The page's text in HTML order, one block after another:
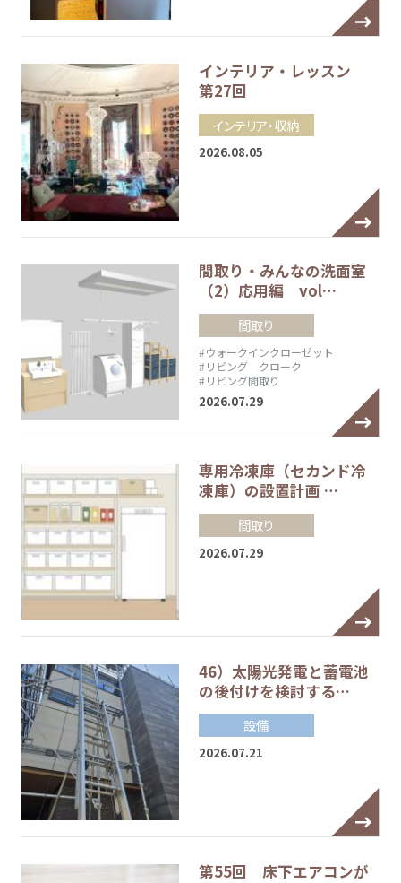
インテリア・レッスン
第27回
インテリア・収納
2026.08.05
間取り・みんなの洗面室
（2）応用編 vol…
間取り
#ウォークインクローゼット
#リビング クローク
#リビング間取り
2026.07.29
専用冷凍庫（セカンド冷
凍庫）の設置計画 …
間取り
2026.07.29
46）太陽光発電と蓄電池
の後付けを検討する…
設備
2026.07.21
第55回 床下エアコンが